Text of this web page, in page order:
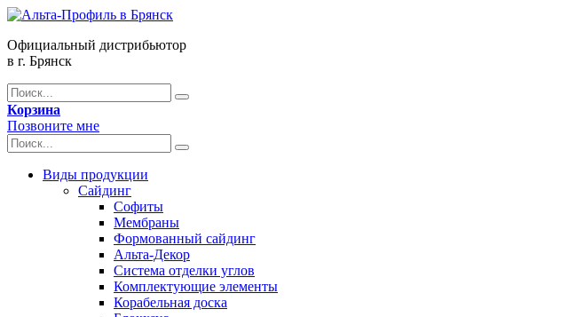
Официальный дистрибьютор
в г. Брянск
Корзина
Позвоните мне
Виды продукции
Сайдинг
Софиты
Мембраны
Формованный сайдинг
Альта-Декор
Система отделки углов
Комплектующие элементы
Корабельная доска